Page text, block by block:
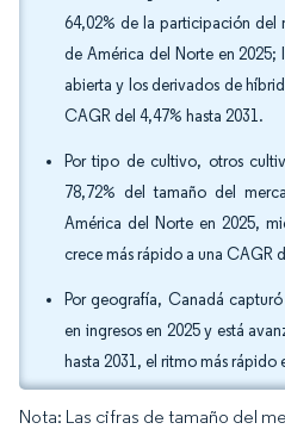
64,02% de la participación del
de América del Norte en 2025;
abierta y los derivados de
CAGR del 4,47% hasta 2031.
Por tipo de cultivo, otros
78,72% del tamaño del
América del Norte en 2025,
crece más rápido a una CAGR
Por geografía, Canadá
en ingresos en 2025 y está
hasta 2031, el ritmo más rápido
Nota: Las cifras de tamaño del